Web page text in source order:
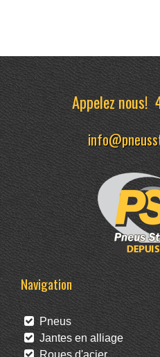
Appelez nous!
Navigation
Pneus
Jantes en alliage
Roues d'acier